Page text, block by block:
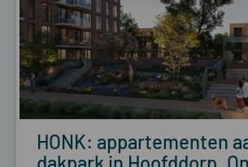
HONK: appartementen